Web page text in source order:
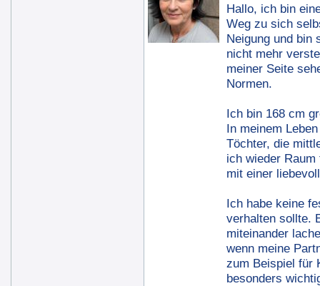
Hallo, ich bin
Weg zu sich
Neigung und bin
nicht mehr
meiner Seite
Normen.
Ich bin 168 cm
In meinem
Töchter, die
ich wieder
mit einer
Ich habe keine
verhalten sollte.
miteinander
wenn meine
zum Beispiel für
besonders